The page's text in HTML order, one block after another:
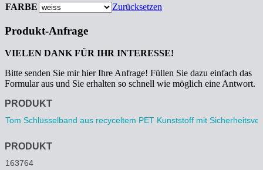
FARBE Zurücksetzen
Produkt-Anfrage
VIELEN DANK FÜR IHR INTERESSE!
Bitte senden Sie mir hier Ihre Anfrage! Füllen Sie dazu einfach das
Formular aus und Sie erhalten so schnell wie möglich eine Antwort.
Anfrage
PRODUKT
PRODUKT